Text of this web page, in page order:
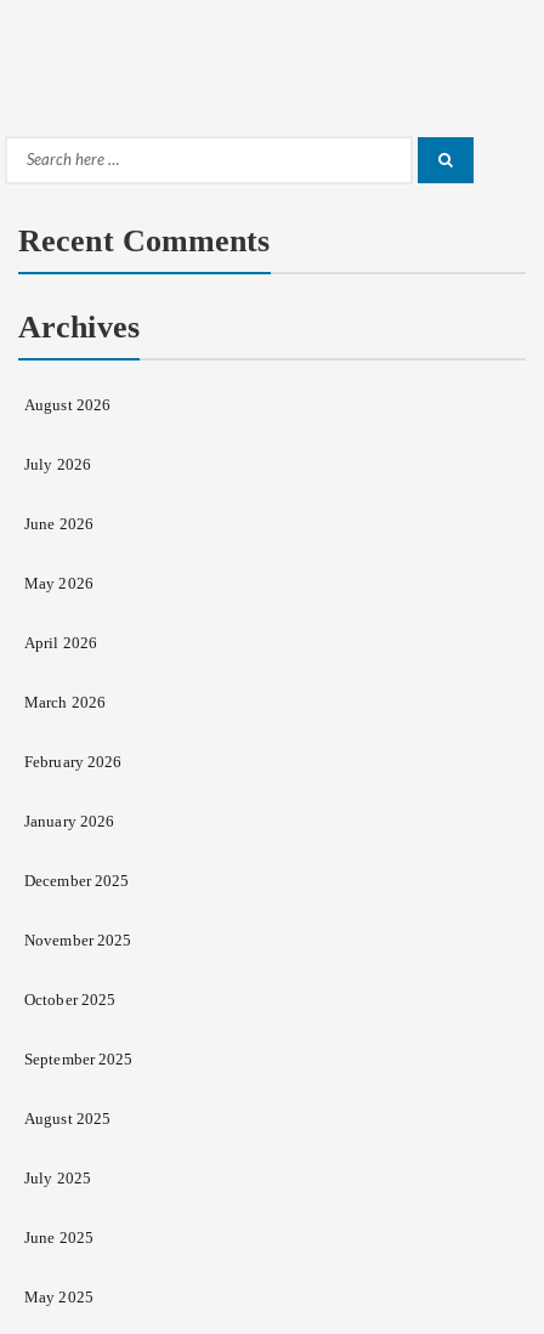
Search
Recent Comments
Archives
August 2026
July 2026
June 2026
May 2026
April 2026
March 2026
February 2026
January 2026
December 2025
November 2025
October 2025
September 2025
August 2025
July 2025
June 2025
May 2025